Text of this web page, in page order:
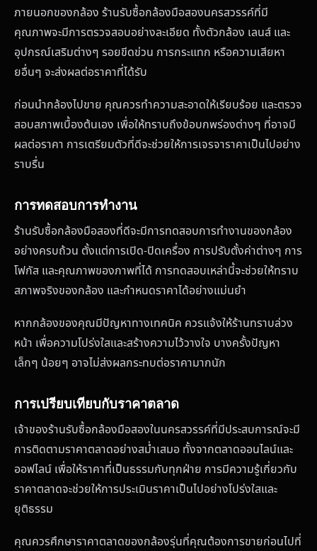
ภายนอกของกล้อง ร้านรับซื้อกล้องมือสองนครสวรรค์ที่มี
คุณภาพจะมีการตรวจสอบอย่างละเอียด ทั้งตัวกล้อง เลนส์ และ
อุปกรณ์เสริมต่างๆ รอยขีดข่วน การกระแทก หรือความเสียหา
ยอื่นๆ จะส่งผลต่อราคาที่ได้รับ
ก่อนนำกล้องไปขาย คุณควรทำความสะอาดให้เรียบร้อย และตรวจ
สอบสภาพเบื้องต้นเอง เพื่อให้ทราบถึงข้อบกพร่องต่างๆ ที่อาจมี
ผลต่อราคา การเตรียมตัวที่ดีจะช่วยให้การเจรจาราคาเป็นไปอย่าง
ราบรื่น
การทดสอบการทำงาน
ร้านรับซื้อกล้องมือสองที่ดีจะมีการทดสอบการทำงานของกล้อง
อย่างครบถ้วน ตั้งแต่การเปิด-ปิดเครื่อง การปรับตั้งค่าต่างๆ การ
โฟกัส และคุณภาพของภาพที่ได้ การทดสอบเหล่านี้จะช่วยให้ทราบ
สภาพจริงของกล้อง และกำหนดราคาได้อย่างแม่นยำ
หากกล้องของคุณมีปัญหาทางเทคนิค ควรแจ้งให้ร้านทราบล่วง
หน้า เพื่อความโปร่งใสและสร้างความไว้วางใจ บางครั้งปัญหา
เล็กๆ น้อยๆ อาจไม่ส่งผลกระทบต่อราคามากนัก
การเปรียบเทียบกับราคาตลาด
เจ้าของร้านรับซื้อกล้องมือสองในนครสวรรค์ที่มีประสบการณ์จะมี
การติดตามราคาตลาดอย่างสม่ำเสมอ ทั้งจากตลาดออนไลน์และ
ออฟไลน์ เพื่อให้ราคาที่เป็นธรรมกับทุกฝ่าย การมีความรู้เกี่ยวกับ
ราคาตลาดจะช่วยให้การประเมินราคาเป็นไปอย่างโปร่งใสและ
ยุติธรรม
คุณควรศึกษาราคาตลาดของกล้องรุ่นที่คุณต้องการขายก่อนไปที่